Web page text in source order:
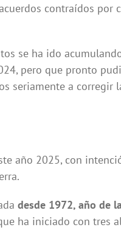
contraídos por
se ha ido
pero que pronto
seriamente a corregir
año 2025, con
desde 1972, año de
ha iniciado con tres